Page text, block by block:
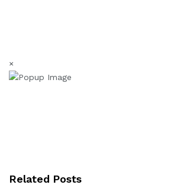
×
Related Posts